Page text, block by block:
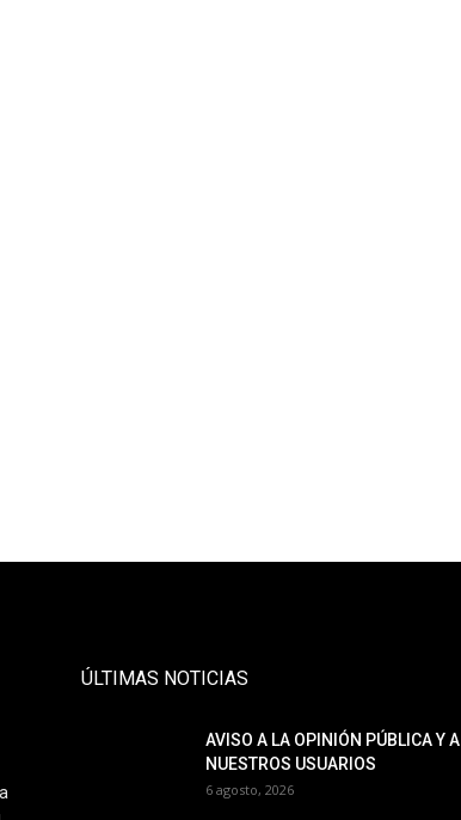
ÚLTIMAS NOTICIAS
AVISO A LA OPINIÓN PÚBLICA Y A
NUESTROS USUARIOS
6 agosto, 2026